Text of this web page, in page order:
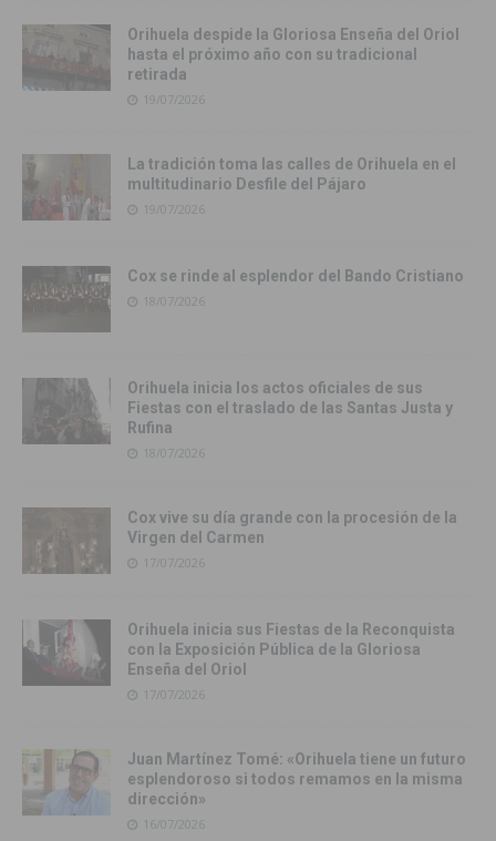
Orihuela despide la Gloriosa Enseña del Oriol
hasta el próximo año con su tradicional
retirada
19/07/2026
La tradición toma las calles de Orihuela en el
multitudinario Desfile del Pájaro
19/07/2026
Cox se rinde al esplendor del Bando Cristiano
18/07/2026
Orihuela inicia los actos oficiales de sus
Fiestas con el traslado de las Santas Justa y
Rufina
18/07/2026
Cox vive su día grande con la procesión de la
Virgen del Carmen
17/07/2026
Orihuela inicia sus Fiestas de la Reconquista
con la Exposición Pública de la Gloriosa
Enseña del Oriol
17/07/2026
Juan Martínez Tomé: «Orihuela tiene un futuro
esplendoroso si todos remamos en la misma
dirección»
16/07/2026